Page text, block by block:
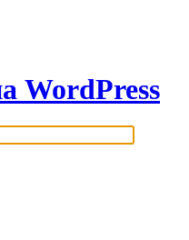
WordPress